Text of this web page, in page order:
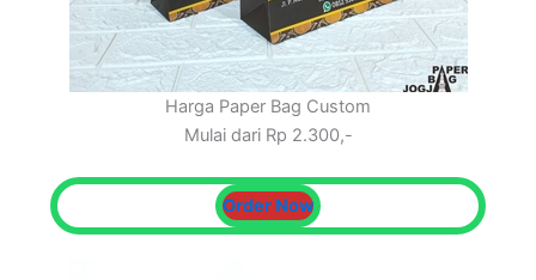
Harga Paper Bag Custom
Mulai dari Rp 2.300,-
Order Now